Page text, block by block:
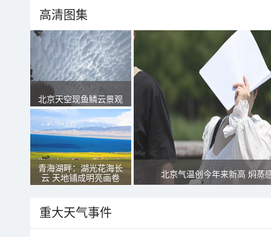
高清图集
北京天空现鱼鳞云景观
青海湖畔：湖光花海长
云 天地铺成明亮画卷
北京气温创今年来新高 焖蒸
重大天气事件